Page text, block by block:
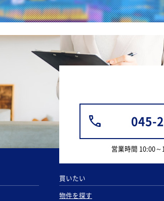
045-
営業時間 10:00
買いたい
物件を探す